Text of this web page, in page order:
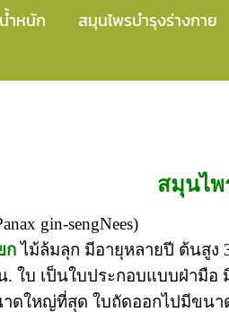
ำหนัก สมุนไพรบำรุงร่างกาย
สมุนไ
gin-sengNees)
กไม้ล้มลุก มีอายุหลายปี ต้นสูง
. ใบ เป็นใบประกอบแบบฝ่ามื
ดใหญ่ที่สุด ใบถัดออกไปมีขนา